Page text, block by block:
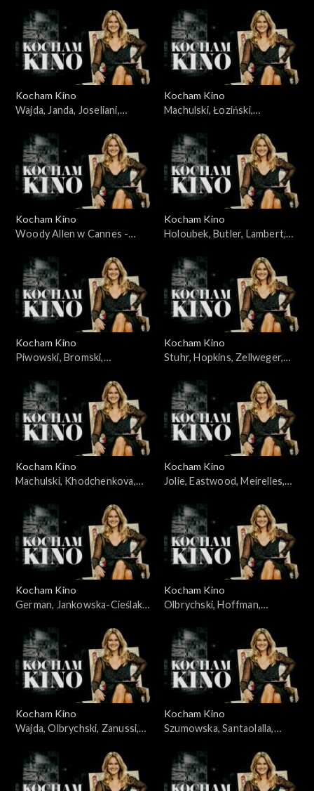
Cieślak, 16.09.2008
Kocham Kino
Wajda, Janda, Joseliani,
Kocham Kino
Machulski, Łoziński,
Kocham Kino
Woody Allen w Cannes -
Kocham Kino
Holoubek, Butler, Lambert,
Kocham Kino
Piwowski, Bromski,
Kocham Kino
Stuhr, Hopkins, Zellweger,
Kocham Kino
Machulski, Khodchenkova,
Kocham Kino
Jolie, Eastwood, Meirelles,
20.05.2008
Kocham Kino
German, Jankowska-Cieślak,
Bigelow, 09.09.2008
Kocham Kino
Olbrychski, Hoffman,
Kocham Kino
Wajda, Olbrychski, Zanussi,
Kocham Kino
Szumowska, Santaolalla,